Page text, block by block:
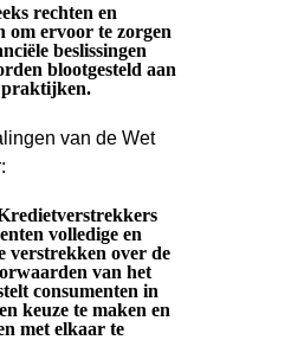
rechten en
om ervoor te zorgen
beslissingen
blootgesteld aan
praktijken.
van de Wet
volledige en
verstrekken over de
van het
consumenten in
keuze te maken en
met elkaar te